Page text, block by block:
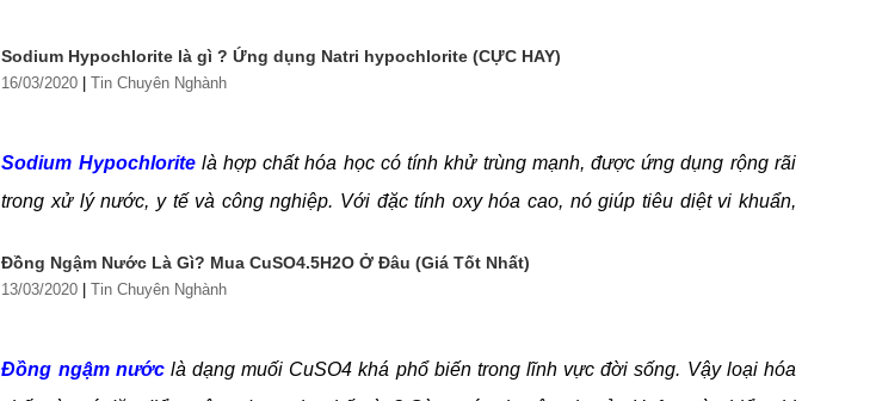
Sodium Hypochlorite là gì ? Ứng dụng Natri hypochlorite (CỰC HAY)
16/03/2020 |Tin Chuyên Nghành
Sodium Hypochloritelà hợp chất hóa học có tính khử trùng mạnh, được ứng dụng rộng rãi
trong xử lý nước, y tế và công nghiệp. Với đặc tính oxy hóa cao, nó giúp tiêu diệt vi khuẩn,
Cách sử dụng và ứng dụng ra sao? Tìm hiểu ngay thông tin được Hafuco cung cấp trong bài
Đồng Ngậm Nước Là Gì? Mua CuSO4.5H2O Ở Đâu (Giá Tốt Nhất)
13/03/2020 |Tin Chuyên Nghành
Đồng ngậm nướclà dạng muối CuSO4 khá phổ biến trong lĩnh vực đời sống. Vậy loại hóa